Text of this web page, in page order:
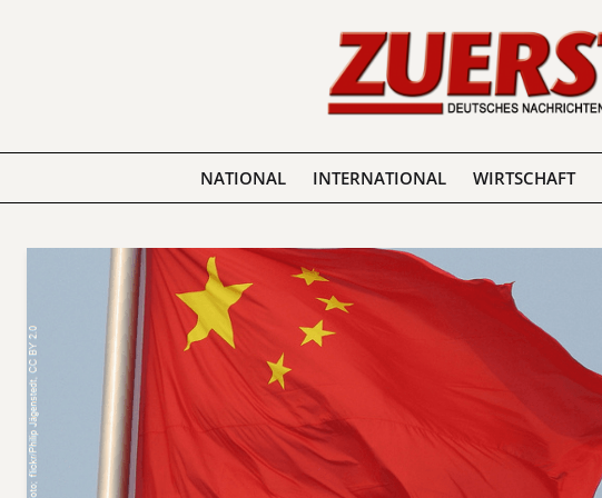
NATIONAL INTERNATIONAL WIRTSCHAFT